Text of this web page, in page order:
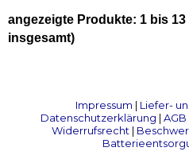
angezeigte Produkte: 1 bis 13
insgesamt)
Impressum | Liefer-
Datenschutzerklärung | AGB
Widerrufsrecht|